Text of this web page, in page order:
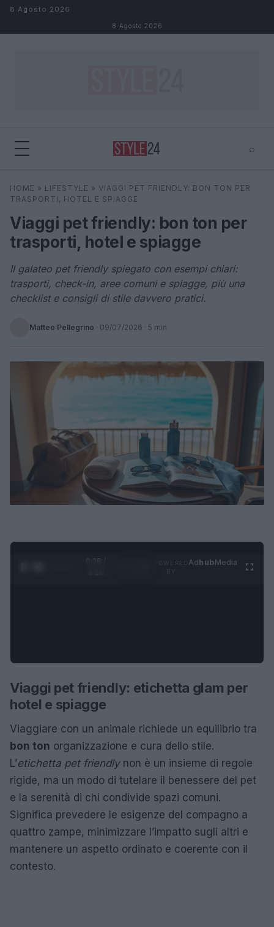
Salta al contenuto
8 Agosto 2026
8 Agosto 2026
⌕
Cerca ⌕ ×
HOME » LIFESTYLE » VIAGGI PET FRIENDLY: BON TON PER
TRASPORTI, HOTEL E SPIAGGE
Viaggi pet friendly: bon ton per
trasporti, hotel e spiagge
Il galateo pet friendly spiegato con esempi chiari:
trasporti, check-in, aree comuni e spiagge, più una
checklist e consigli di stile davvero pratici.
Matteo Pellegrino · 09/07/2026 · 5 min
0:29 /
AdhubMedia
Viaggi pet friendly: etichetta glam per
hotel e spiagge
Viaggiare con un animale richiede un equilibrio tra
bon ton organizzazione e cura dello stile.
L’etichetta pet friendlynon è un insieme di regole
rigide, ma un modo di tutelare il benessere del pet
e la serenità di chi condivide spazi comuni.
Significa prevedere le esigenze del compagno a
quattro zampe, minimizzare l’impatto sugli altri e
mantenere un aspetto ordinato e coerente con il
contesto.